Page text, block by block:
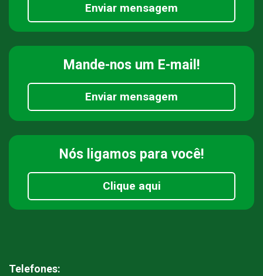
Enviar mensagem
Mande-nos um E-mail!
Enviar mensagem
Nós ligamos para você!
Clique aqui
Telefones: